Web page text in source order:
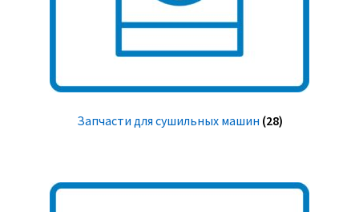
Запчасти для сушильных машин (28)